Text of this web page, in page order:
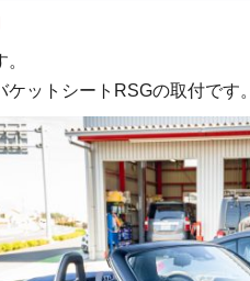
ットシートRSGの取付です。